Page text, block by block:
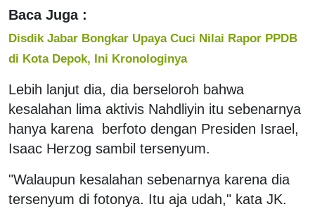
Baca Juga :
Disdik Jabar Bongkar Upaya Cuci Nilai Rapor PPDB
di Kota Depok, Ini Kronologinya
Lebih lanjut dia, dia berseloroh bahwa
kesalahan lima aktivis Nahdliyin itu sebenarnya
hanya karena berfoto dengan Presiden Israel,
Isaac Herzog sambil tersenyum.
"Walaupun kesalahan sebenarnya karena dia
tersenyum di fotonya. Itu aja udah," kata JK.